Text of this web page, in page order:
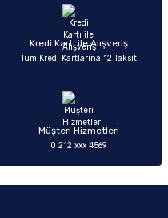
Kredi Kartı ile Alışveriş
Tüm Kredi Kartlarına 12 Taksit
Müşteri Hizmetleri
0 212 xxx 4569